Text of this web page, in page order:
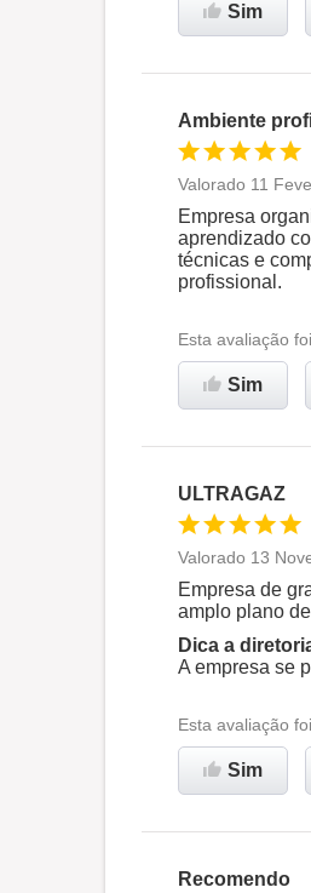
Sim
Ambiente
Ambiente de
Valorado 11
Empresa
aprendizado
técnicas e
profissional.
Esta avaliação
Sim
ULTRAGAZ
Ambiente de
Valorado 13
Empresa de
amplo plano
Dica a
A empresa se
Esta avaliação
Sim
Recomendo